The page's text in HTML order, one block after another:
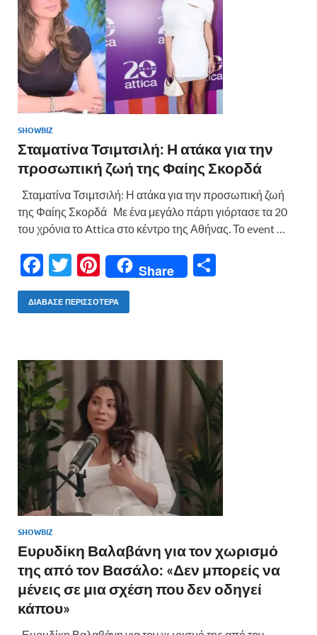
ε
SHOWBIZ
Σταματίνα Τσιμτσιλή: Η ατάκα για την
προσωπική ζωή της Φαίης Σκορδά
Σταματίνα Τσιμτσιλή: Η ατάκα για την προσωπική ζωή
της Φαίης Σκορδά Με ένα μεγάλο πάρτι γιόρτασε τα 20
του χρόνια το Attica στο κέντρο της Αθήνας. Το event …
F
ac
e
o
o
k
T
w
itt
Pi
nt
er
t
Share
σ
τε
ίτ
ε
ΔΙΆΒΑΣΕ ΠΕΡΙΣΣΌΤΕΡΑ
SHOWBIZ
Ευρυδίκη Βαλαβάνη για τον χωρισμό
της από τον Βασάλο: «Δεν μπορείς να
μένεις σε μια σχέση που δεν οδηγεί
κάπου»